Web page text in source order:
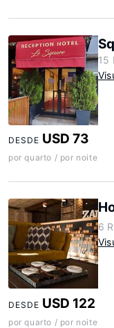
15
DESDE USD 73
por quarto / por noite
6
DESDE USD 122
por quarto / por noite